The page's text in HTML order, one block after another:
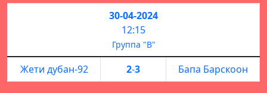
30-04-2024
12:15
Группа "B"
Жети дубан-92 2-3 Бапа Барскоон